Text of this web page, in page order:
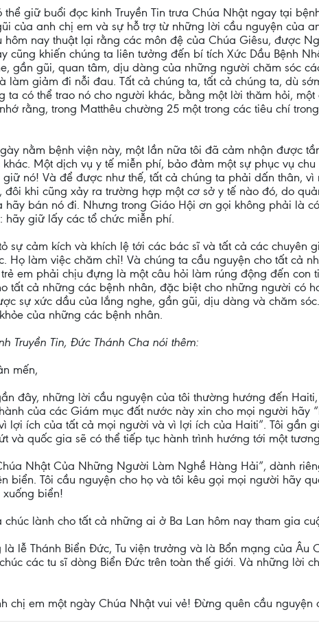
thể giữ buổi đọc kinh Truyền Tin trưa Chúa Nhật ngay tại
của anh chị em và sự hỗ trợ từ những lời cầu nguyện của
hôm nay thuật lại rằng các môn đệ của Chúa Giêsu, được
cũng khiến chúng ta liên tưởng đến bí tích Xức Dầu Bệnh
gần gũi, quan tâm, dịu dàng của những người chăm sóc
làm giảm đi nỗi đau. Tất cả chúng ta, tất cả chúng ta, dù
ta có thể trao nó cho người khác, bằng một lời thăm hỏi,
rằng, trong Matthêu chường 25 một trong các tiêu chí
nằm bệnh viện này, một lần nữa tôi đã cảm nhận được
Một dịch vụ y tế miễn phí, bảo đảm một sự phục vụ
nó! Và để được như thế, tất cả chúng ta phải dấn thân,
đôi khi cũng xảy ra trường hợp một cơ sở y tế nào đó, do
hãy bán nó đi. Nhưng trong Giáo Hội ơn gọi không phải là
hãy giữ lấy các tổ chức miễn phí.
sự cảm kích và khích lệ tới các bác sĩ và tất cả các
Họ làm việc chăm chỉ! Và chúng ta cầu nguyện cho tất cả
trẻ em phải chịu đựng là một câu hỏi làm rúng động đến
tất cả những các bệnh nhân, đặc biệt cho những người có
sự xức dầu của lắng nghe, gần gũi, dịu dàng và chăm
của những các bệnh nhân.
Truyền Tin, Đức Thánh Cha nói thêm:
mến,
đây, những lời cầu nguyện của tôi thường hướng đến
của các Giám mục đất nước này xin cho mọi người hãy
lợi ích của tất cả mọi người và vì lợi ích của Haiti”. Tôi gần
và quốc gia sẽ có thể tiếp tục hành trình hướng tới một
Nhật Của Những Người Làm Nghề Hàng Hải”, dành
biển. Tôi cầu nguyện cho họ và tôi kêu gọi mọi người hãy
biển!
chúc lành cho tất cả những ai ở Ba Lan hôm nay tham gia
là lễ Thánh Biển Đức, Tu viện trưởng và là Bổn mạng của
các tu sĩ dòng Biển Đức trên toàn thế giới. Và những lời
chị em một ngày Chúa Nhật vui vẻ! Đừng quên cầu